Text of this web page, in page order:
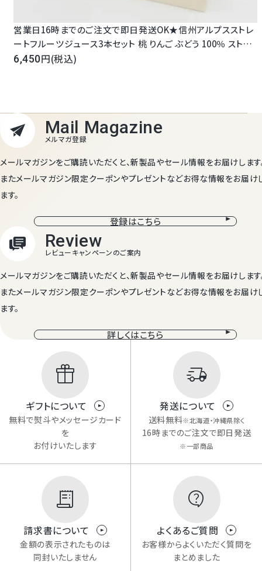
商品レビュー
営業日16時までのご注文で即日発送OK★信州アルプスストレ
ートフルーツジュース3本セット 桃 りんご ぶどう 100％ ストレ
ート 長野県産 信州アルプス 即日発送 宅配 母の日 父の日 お
6,450 (税込)
メールマガジンをご購読いただくと、新製品やセール情報をお届けします
またメールマガジン限定クーポンやプレゼントなどお得な情報をお届け
ます。
登録はこちら
メールマガジンをご購読いただくと、新製品やセール情報をお届けします
またメールマガジン限定クーポンやプレゼントなどお得な情報をお届け
ます。
詳しくはこちら
ギフトについて
無料で熨斗やメッセージカード
を
お付けいたします
発送について
送料無料※北海道・沖縄県除く
16時までのご注文で即日発送
※一部商品
請求書について
金額の表示されたものは
同封いたしません
よくあるご質問
お客様からよくいただく質問を
まとめました